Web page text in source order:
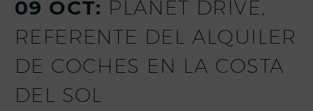
09 OCT: PLANET DRIVE,
REFERENTE DEL ALQUILER
DE COCHES EN LA COSTA
DEL SOL